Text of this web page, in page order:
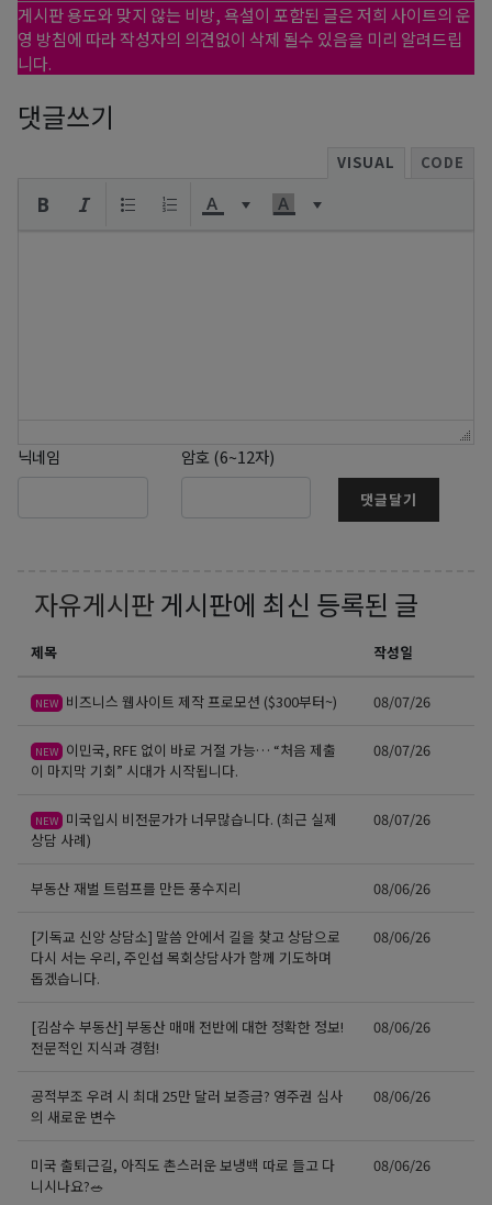
게시판 용도와 맞지 않는 비방, 욕설이 포함된 글은 저희 사이트의 운
영 방침에 따라 작성자의 의견없이 삭제 될수 있음을 미리 알려드립
니다.
댓글쓰기
VISUAL CODE
닉네임 암호 (6~12자)
댓글달기
자유게시판 게시판에 최신 등록된 글
제목 작성일
NEW 비즈니스 웹사이트 제작 프로모션 ($300부터~) 08/07/26
NEW 이민국, RFE 없이 바로 거절 가능… “처음 제출
이 마지막 기회” 시대가 시작됩니다.
08/07/26
NEW 미국입시 비전문가가 너무많습니다. (최근 실제
상담 사례)
08/07/26
부동산 재벌 트럼프를 만든 풍수지리 08/06/26
[기독교 신앙 상담소] 말씀 안에서 길을 찾고 상담으로
다시 서는 우리, 주인섭 목회상담사가 함께 기도하며
돕겠습니다.
08/06/26
[김삼수 부동산] 부동산 매매 전반에 대한 정확한 정보!
전문적인 지식과 경험!
08/06/26
공적부조 우려 시 최대 25만 달러 보증금? 영주권 심사
의 새로운 변수
08/06/26
미국 출퇴근길, 아직도 촌스러운 보냉백 따로 들고 다
니시나요?🥗
08/06/26